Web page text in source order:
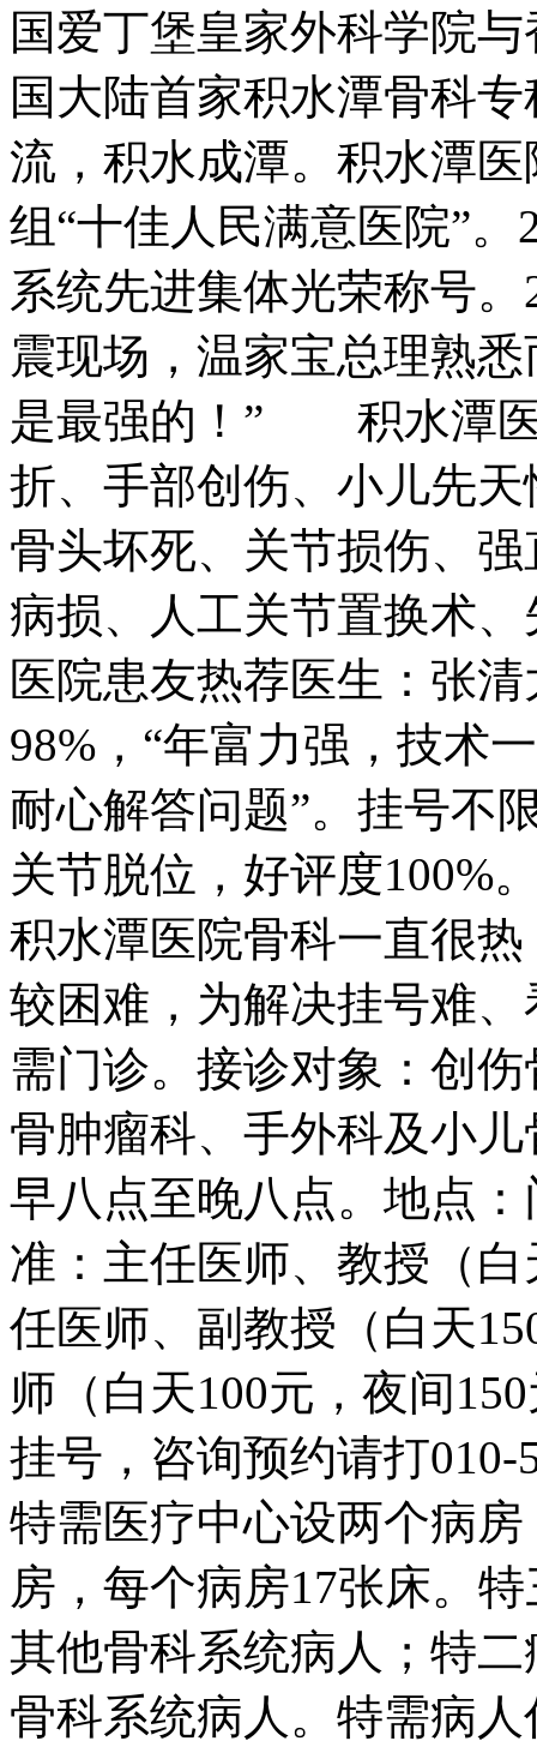
国爱丁堡皇家外科学院
国大陆首家积水潭骨科
流，积水成潭。积水潭
组“十佳人民满意医院”
系统先进集体光荣称号
震现场，温家宝总理熟
是最强的！” 积水潭医
折、手部创伤、小儿先
骨头坏死、关节损伤、
病损、人工关节置换术
医院患友热荐医生：张
98%，“年富力强，技术
耐心解答问题”。挂号不
关节脱位，好评度
积水潭医院骨科一直很
较困难，为解决挂号难
需门诊。接诊对象：创
骨肿瘤科、手外科及小
早八点至晚八点。地点
准：主任医师、教授（
任医师、副教授（白天
师（白天100元，夜间
挂号，咨询预约请打010-
特需医疗中心设两个病
房，每个病房17张床。
其他骨科系统病人；特
骨科系统病人。特需病